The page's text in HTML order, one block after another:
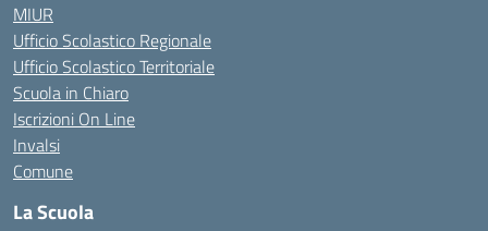
MIUR
Ufficio Scolastico Regionale
Ufficio Scolastico Territoriale
Scuola in Chiaro
Iscrizioni On Line
Invalsi
Comune
La Scuola